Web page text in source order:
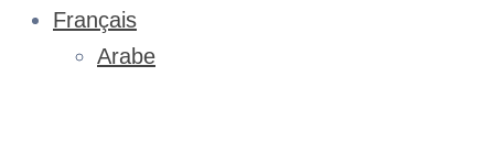
Français
Arabe